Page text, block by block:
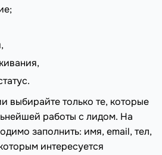
выбирайте только те, которые
работы с лидом. На
заполнить: имя, email, тел,
интересуется